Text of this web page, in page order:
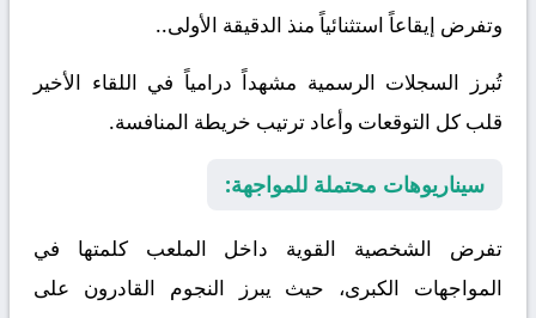
وتفرض إيقاعاً استثنائياً منذ الدقيقة الأولى..
تُبرز السجلات الرسمية مشهداً درامياً في اللقاء الأخير
قلب كل التوقعات وأعاد ترتيب خريطة المنافسة.
سيناريوهات محتملة للمواجهة:
تفرض الشخصية القوية داخل الملعب كلمتها في
المواجهات الكبرى، حيث يبرز النجوم القادرون على